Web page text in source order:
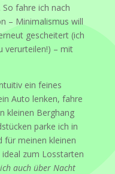
fahre ich nach
– Minimalismus will
gescheitert (ich
verurteilen!) – mit
ein feines
Auto lenken, fahre
kleinen Berghang
parke ich in
für meinen kleinen
ideal zum Losstarten
auch über Nacht